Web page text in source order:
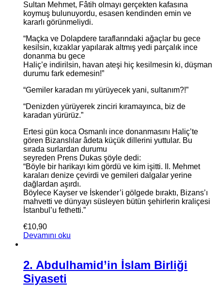
Sultan Mehmet, Fâtih olmayı gerçekten kafasına
koymuş bulunuyordu, esasen kendinden emin ve
kararlı görünmeliydi.
“Maçka ve Dolapdere taraflarındaki ağaçlar bu gece
kesilsin, kızaklar yapılarak altmış yedi parçalık ince
donanma bu gece
Haliç’e indirilsin, havan ateşi hiç kesilmesin ki, düşman
durumu fark edemesin!”
“Gemiler karadan mı yürüyecek yani, sultanım?!”
“Denizden yürüyerek zinciri kıramayınca, biz de
karadan yürürüz.”
Ertesi gün koca Osmanlı ince donanmasını Haliç’te
gören Bizanslılar âdeta küçük dillerini yuttular. Bu
sırada surlardan durumu
seyreden Prens Dukas şöyle dedi:
“Böyle bir harikayı kim gördü ve kim işitti. II. Mehmet
karaları denize çevirdi ve gemileri dalgalar yerine
dağlardan aşırdı.
Böylece Kayser ve İskender’i gölgede bıraktı, Bizans’ı
mahvetti ve dünyayı süsleyen bütün şehirlerin kraliçesi
İstanbul’u fethetti.”
€10,90
Devamını oku
2. Abdulhamid’in İslam Birliği
Siyaseti